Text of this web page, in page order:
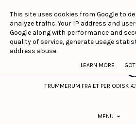
TRUMMERUM FRA ET PERIODISK
MENU
This site uses cookies from Google to
analyze traffic. Your IP address and
Google along with performance and
quality of service, generate usage
address abuse.
LEARN MORE